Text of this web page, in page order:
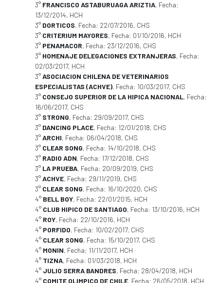
3° FRANCISCO ASTABURUAGA ARIZTIA, Fecha:
13/12/2014, HCH
3° DORTICOS, Fecha: 22/07/2016, CHS
3° CRITERIUM MAYORES, Fecha: 01/10/2016, HCH
3° PENAMACOR, Fecha: 23/12/2016, CHS
3° HOMENAJE DELEGACIONES EXTRANJERAS, Fecha:
02/03/2017, HCH
3°ASOCIACION CHILENA DE VETERINARIOS
ESPECIALISTAS (ACHVE), Fecha: 10/03/2017, CHS
3° CONSEJO SUPERIOR DE LA HIPICA NACIONAL, Fecha:
16/06/2017, CHS
3° STRONG, Fecha: 29/09/2017, CHS
3° DANCING PLACE, Fecha: 12/01/2018, CHS
3°ARCHI, Fecha: 06/04/2018, CHS
3° CLEAR SONG, Fecha: 14/10/2018, CHS
3° RADIO ADN, Fecha: 17/12/2018, CHS
3° LA PRUEBA, Fecha: 20/09/2019, CHS
3°ACHVE, Fecha: 29/11/2019, CHS
3° CLEAR SONG, Fecha: 16/10/2020, CHS
4° BELL BOY, Fecha: 22/01/2015, HCH
4° CLUB HIPICO DE SANTIAGO, Fecha: 13/10/2016, HCH
4° ROY, Fecha: 22/10/2016, HCH
4° PORFIDO, Fecha: 10/02/2017, CHS
4° CLEAR SONG, Fecha: 15/10/2017, CHS
4° MONIN, Fecha: 11/11/2017, HCH
4° TIZNA, Fecha: 01/03/2018, HCH
4° JULIO SERRA BANDRES, Fecha: 28/04/2018, HCH
4° COMITE OLIMPICO DE CHILE, Fecha: 26/05/2018, HCH